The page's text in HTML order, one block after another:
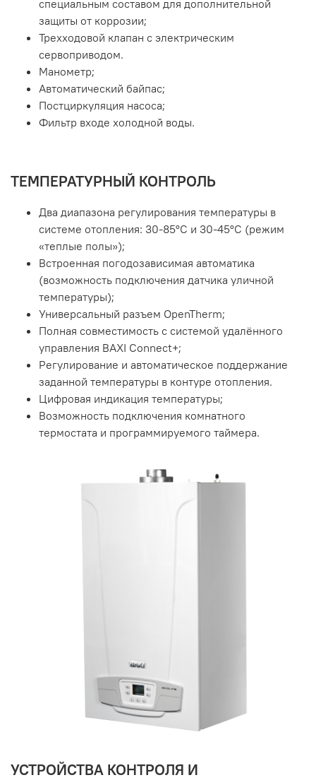
специальным составом для дополнительной
защиты от коррозии;
Трехходовой клапан с электрическим
сервоприводом.
Манометр;
Автоматический байпас;
Постциркуляция насоса;
Фильтр входе холодной воды.
ТЕМПЕРАТУРНЫЙ КОНТРОЛЬ
Два диапазона регулирования температуры в
системе отопления: 30-85°С и 30-45°С (режим
«теплые полы»);
Встроенная погодозависимая автоматика
(возможность подключения датчика уличной
температуры);
Универсальный разъем OpenTherm;
Полная совместимость с системой удалённого
управления BAXI Connect+;
Регулирование и автоматическое поддержание
заданной температуры в контуре отопления.
Цифровая индикация температуры;
Возможность подключения комнатного
термостата и программируемого таймера.
УСТРОЙСТВА КОНТРОЛЯ И